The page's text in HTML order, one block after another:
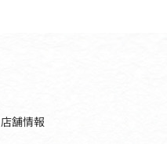
店舗情報